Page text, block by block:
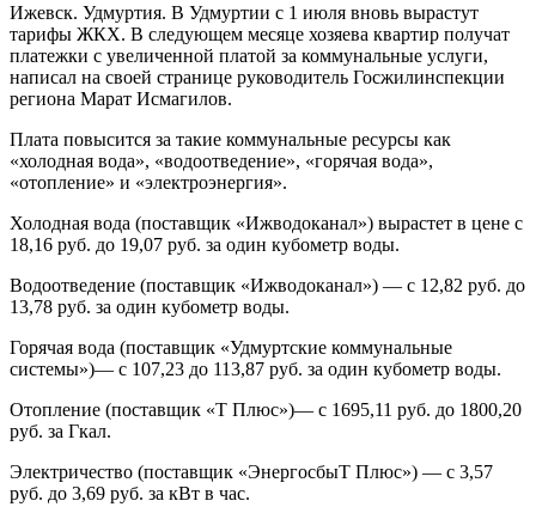
Ижевск. Удмуртия. В Удмуртии с 1 июля вновь вырастут
тарифы ЖКХ. В следующем месяце хозяева квартир получат
платежки с увеличенной платой за коммунальные услуги,
написал на своей странице руководитель Госжилинспекции
региона Марат Исмагилов.
Плата повысится за такие коммунальные ресурсы как
«холодная вода», «водоотведение», «горячая вода»,
«отопление» и «электроэнергия».
Холодная вода (поставщик «Ижводоканал») вырастет в цене с
18,16 руб. до 19,07 руб. за один кубометр воды.
Водоотведение (поставщик «Ижводоканал») — с 12,82 руб. до
13,78 руб. за один кубометр воды.
Горячая вода (поставщик «Удмуртские коммунальные
системы»)— с 107,23 до 113,87 руб. за один кубометр воды.
Отопление (поставщик «Т Плюс»)— с 1695,11 руб. до 1800,20
руб. за Гкал.
Электричество (поставщик «ЭнергосбыТ Плюс») — с 3,57
руб. до 3,69 руб. за кВт в час.